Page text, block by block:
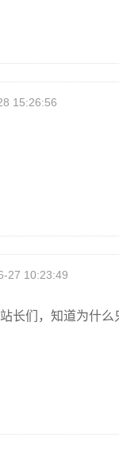
15:26:56
27 10:23:49
长们，知道为什么